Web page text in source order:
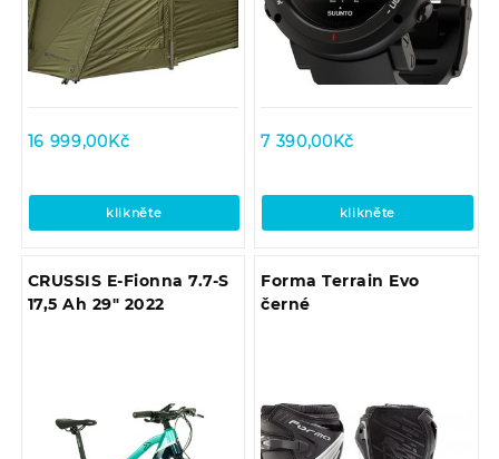
16 999,00 Kč
klikněte
7 390,00 Kč
klikněte
CRUSSIS E-Fionna 7.7-S
17,5 Ah 29″ 2022
Forma Terrain Evo
černé